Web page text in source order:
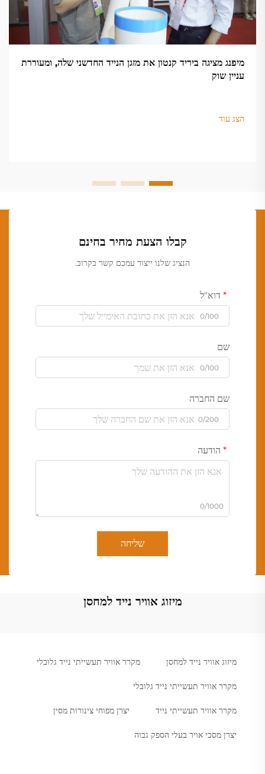
מיפנג מציגה ביריד קנטון את מזגן הנייד החדשני שלה, ומעוררת
עניין שוק
הצג עוד
קבלו הצעת מחיר בחינם
הנציג שלנו ייצור עמכם קשר בקרוב.
דוא"ל
0/100
שם
0/100
שם החברה
0/200
הודעה
0/1000
שליחה
מיזוג אוויר נייד למחסן
מיזוג אוויר נייד למחסן מקרר אוויר תעשייתי נייד גלובלי
מקרר אוויר תעשייתי נייד גלובלי
מקרר אוויר תעשייתי נייד יצרן מפוחי צינורות מסין
יצרן מסכי אויר בעלי הספק גבוה